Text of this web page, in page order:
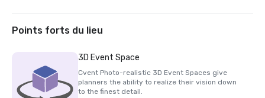
Points forts du lieu
3D Event Space
Cvent Photo-realistic 3D Event Spaces give
planners the ability to realize their vision down
to the finest detail.